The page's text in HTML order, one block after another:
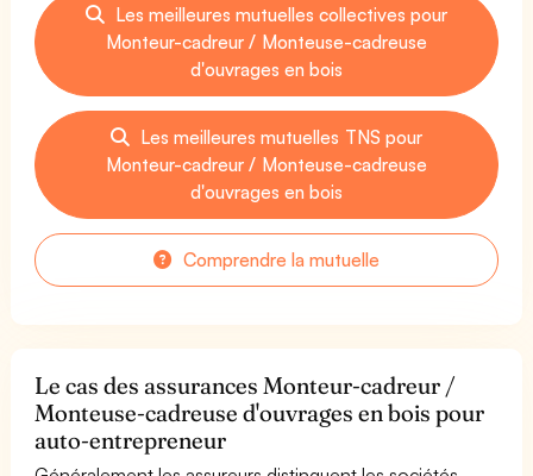
Les meilleures mutuelles collectives pour
Monteur-cadreur / Monteuse-cadreuse
d'ouvrages en bois
Les meilleures mutuelles TNS pour
Monteur-cadreur / Monteuse-cadreuse
d'ouvrages en bois
Comprendre la mutuelle
Le cas des assurances Monteur-cadreur /
Monteuse-cadreuse d'ouvrages en bois pour
auto-entrepreneur